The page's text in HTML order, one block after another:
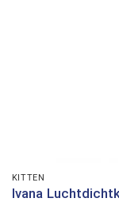
KITTEN
Ivana